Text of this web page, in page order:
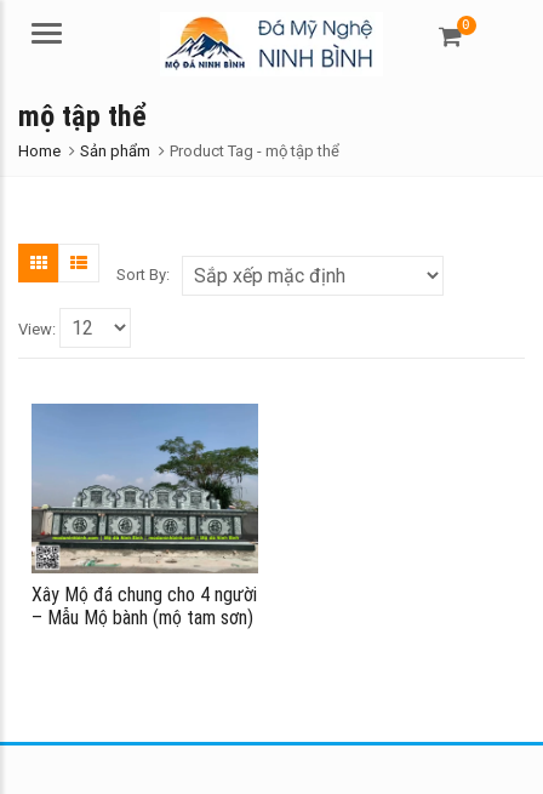
Menu
0
mộ tập thể
Home Sản phẩm Product Tag - mộ tập thể
Sort By:
View:
Xây Mộ đá chung cho 4 người
– Mẫu Mộ bành (mộ tam sơn)